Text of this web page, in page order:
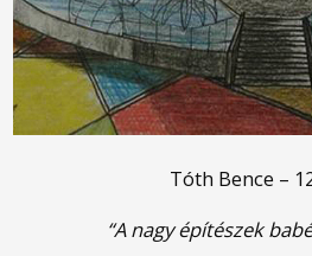
Tóth Bence –
“A nagy építészek